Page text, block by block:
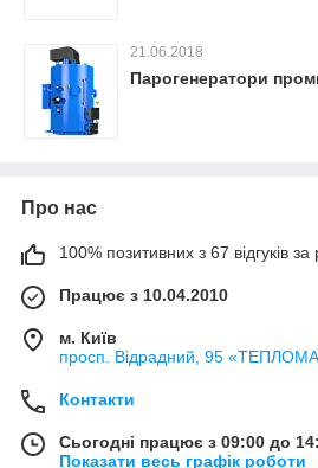
21.06.2018
Парогенератори
Про нас
100% позитивних з 67 відгуків за
Працює з 10.04.2010
м. Київ
просп. Відрадний, 95
Контакти
Сьогодні працює з 09:00 до
Показати весь графік роботи